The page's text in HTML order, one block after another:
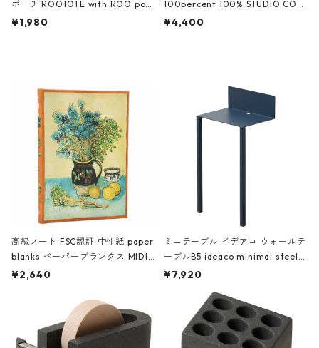
ポーチ ROOTOTE with ROO pou
ch 3532 ルートート WR.ポーチ.ラ
¥1,980
100percent 100% STUDIO COH
AKU Timeless 100パーセント ス
¥4,400
高級ノート FSC認証 中性紙 paper
blanks ペーパーブランクス MIDI
ハードカバー 罫線 ヴァン・ゴッホ
¥2,640
ミニテーブル イデアコ ウォールテ
ーブルB5 ideaco minimal steel f
urniture WALL Table B5 ネイビー
¥7,920